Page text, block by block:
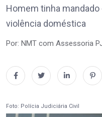
Homem tinha
violência doméstica
Por: NMT com Assessoria
Foto: Polícia Judiciária Civil